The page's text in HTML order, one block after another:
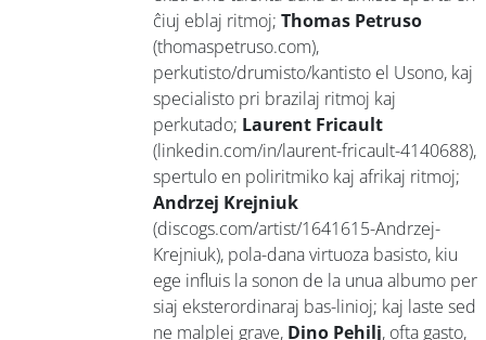
ĉiuj eblaj ritmoj; Thomas Petruso
(thomaspetruso.com),
perkutisto/drumisto/kantisto el Usono, kaj
specialisto pri brazilaj ritmoj kaj
perkutado; Laurent Fricault
(linkedin.com/in/laurent-fricault-4140688),
spertulo en poliritmiko kaj afrikaj ritmoj;
Andrzej Krejniuk
(discogs.com/artist/1641615-Andrzej-
Krejniuk), pola-dana virtuoza basisto, kiu
ege influis la sonon de la unua albumo per
siaj eksterordinaraj bas-linioj; kaj laste sed
ne malplej grave, Dino Pehilj, ofta gasto,